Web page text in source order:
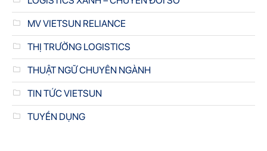
MV VIETSUN RELIANCE
THỊ TRƯỜNG LOGISTICS
THUẬT NGỮ CHUYÊN NGÀNH
TIN TỨC VIETSUN
TUYỂN DỤNG